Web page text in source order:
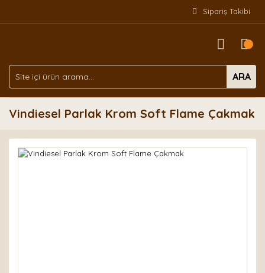
Sipariş Takibi
ARA
Vindiesel Parlak Krom Soft Flame Çakmak